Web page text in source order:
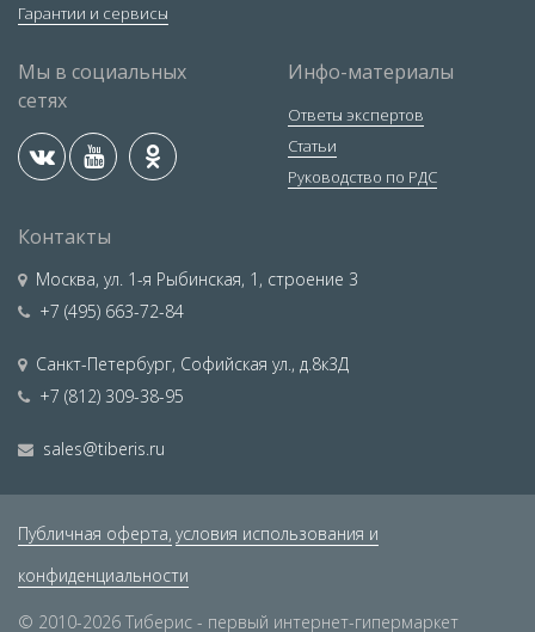
Гарантии и сервисы
Мы в социальных
сетях
Инфо-материалы
Ответы экспертов
Статьи
Руководство по РДС
Контакты
Москва, ул. 1-я Рыбинская, 1, строение 3
+7 (495) 663-72-84
Санкт-Петербург, Софийская ул., д.8к3Д
+7 (812) 309-38-95
sales@tiberis.ru
Публичная оферта, условия использования и
конфиденциальности
© 2010-2026 Тиберис - первый интернет-гипермаркет